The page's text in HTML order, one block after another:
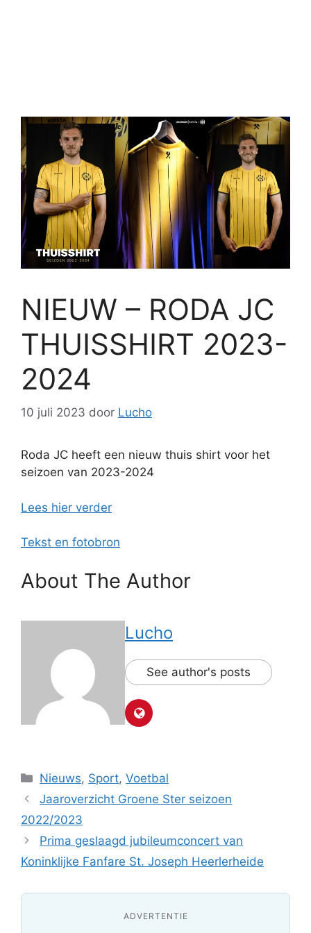
NIEUW – RODA JC
THUISSHIRT 2023-
2024
10 juli 2023 door Lucho
Roda JC heeft een nieuw thuis shirt voor het
seizoen van 2023-2024
Lees hier verder
Tekst en fotobron
About The Author
Lucho
See author's posts
Categorieën
Nieuws, Sport,Voetbal
Jaaroverzicht Groene Ster seizoen
2022/2023
Prima geslaagd jubileumconcert van
Koninklijke Fanfare St. Joseph Heerlerheide
ADVERTENTIE